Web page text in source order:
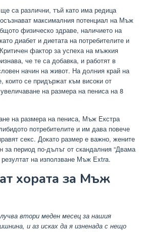
са различни, тъй като има редица
максималния потенциал на Мъж
физическо здраве, наличието на
диабет и диетата на потребителите и
фактор за успеха на мъжкия
че те са добавка, и работят в
начин на живот. На долния край на
които се придържат към високи от
на размера на пениса на 8
на размера на пениса, Мъж Екстра
потребителите и им дава повече
секс. Докато размер е важно, жените
за период по-дълъг от скандалния “Двама
резултат на използване Мъж Extra.
хората за Мъж
втори меден месец за нашия
и аз исках да я изненада с нещо